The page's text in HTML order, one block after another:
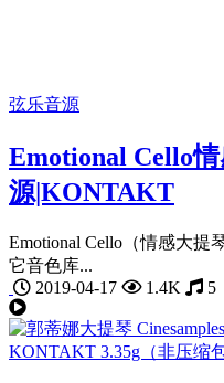
弦乐音源
Emotional Cello
源|KONTAKT
Emotional Cello（情感大提
它音色库...
2019-04-17
1.4K 5